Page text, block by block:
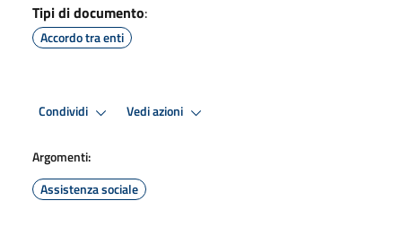
Tipi di documento:
Accordo tra enti
Condividi Vedi azioni
Argomenti:
Assistenza sociale